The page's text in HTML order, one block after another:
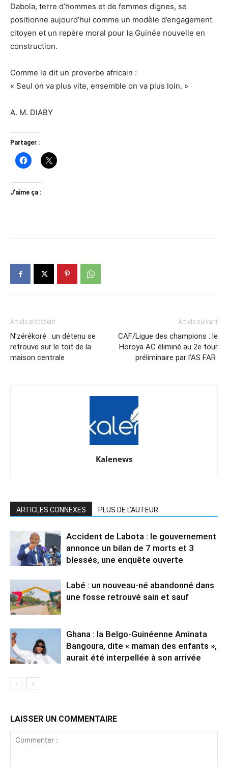
Dabola, terre d’hommes et de femmes dignes, se
positionne aujourd’hui comme un modèle d’engagement
citoyen et un repère moral pour la Guinée nouvelle en
construction.
Comme le dit un proverbe africain :
« Seul on va plus vite, ensemble on va plus loin. »
A. M. DIABY
Partager :
J’aime ça :
Article précédent
N’zérékoré : un détenu se
retrouve sur le toit de la
maison centrale
Article suivant
CAF/Ligue des champions : le
Horoya AC éliminé au 2e tour
préliminaire par l’AS FAR
Kalenews
ARTICLES CONNEXES PLUS DE L'AUTEUR
Accident de Labota : le gouvernement
annonce un bilan de 7 morts et 3
blessés, une enquête ouverte
Labé : un nouveau-né abandonné dans
une fosse retrouvé sain et sauf
Ghana : la Belgo-Guinéenne Aminata
Bangoura, dite « maman des enfants »,
aurait été interpellée à son arrivée
LAISSER UN COMMENTAIRE